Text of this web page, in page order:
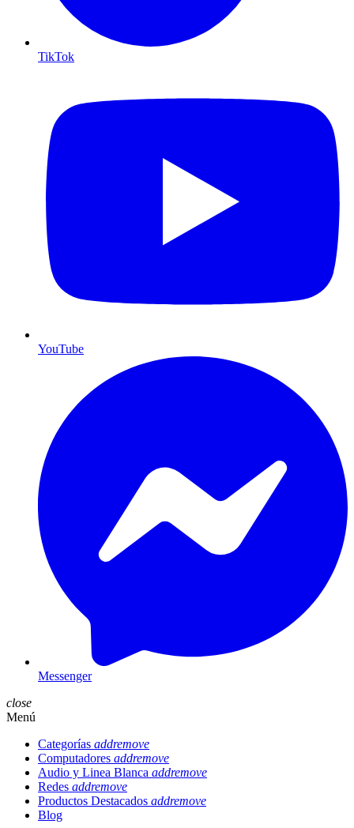
TikTok
YouTube
Messenger
close
Menú
Categorías addremove
Computadores addremove
Audio y Linea Blanca addremove
Redes addremove
Productos Destacados addremove
Blog